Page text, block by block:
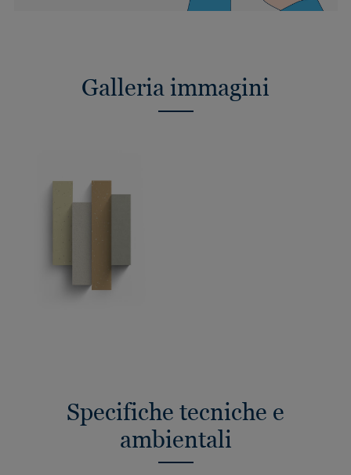
Galleria immagini
Specifiche tecniche e
ambientali